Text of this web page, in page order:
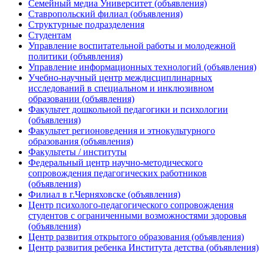
Семейный медиа Университет (объявления)
Ставропольский филиал (объявления)
Структурные подразделения
Студентам
Управление воспитательной работы и молодежной
политики (объявления)
Управление информационных технологий (объявления)
Учебно-научный центр междисциплинарных
исследований в специальном и инклюзивном
образовании (объявления)
Факультет дошкольной педагогики и психологии
(объявления)
Факультет регионоведения и этнокультурного
образования (объявления)
Факультеты / институты
Федеральный центр научно-методического
сопровождения педагогических работников
(объявления)
Филиал в г.Черняховске (объявления)
Центр психолого-педагогического сопровождения
студентов с ограниченными возможностями здоровья
(объявления)
Центр развития открытого образования (объявления)
Центр развития ребенка Института детства (объявления)